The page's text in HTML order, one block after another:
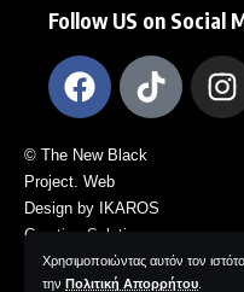
Χρησιμοποιώντας αυτόν τον
την Πολιτική Απορρήτου
Follow US on Social
© The New Black
Project. Web
Design by IKAROS
Creative Solutions.
All Rights
Reserved.